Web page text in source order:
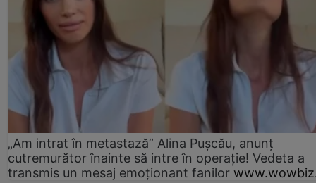
„Am intrat în metastază” Alina Pușcău, anunț
cutremurător înainte să intre în operație! Vedeta a
transmis un mesaj emoționant fanilor